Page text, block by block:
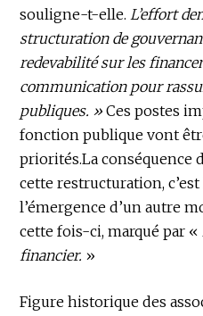
souligne-t-elle. L’effort
structuration de
redevabilité sur les
communication pour
publiques. »Ces postes
fonction publique vont
priorités.La conséquence
cette restructuration,
l’émergence d’un autre
cette fois-ci, marqué par «
financier. »
Figure historique des